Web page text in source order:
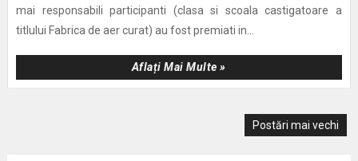
mai responsabili participanti (clasa si scoala castigatoare a
titlului Fabrica de aer curat) au fost premiati in...
Aflați Mai Multe »
Postări mai vechi